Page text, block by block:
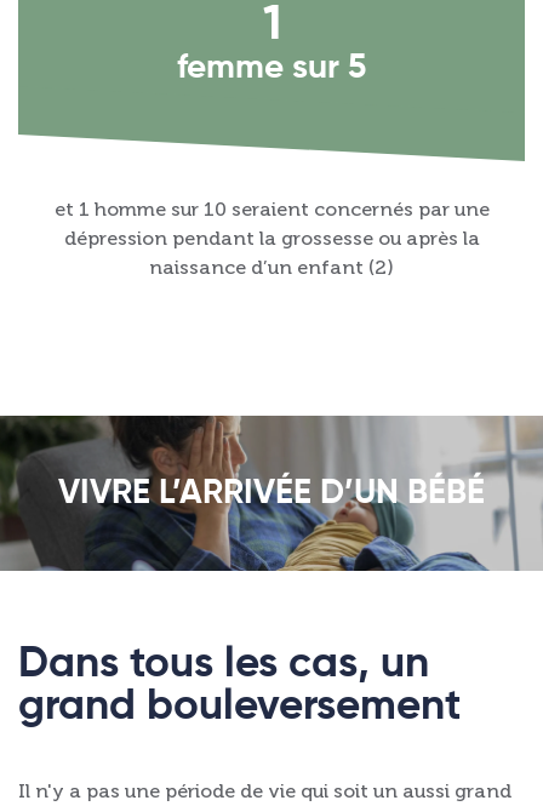
1
femme sur 5
et 1 homme sur 10 seraient concernés par une
dépression pendant la grossesse ou après la
naissance d’un enfant (2)
VIVRE L’ARRIVÉE D’UN BÉBÉ
Dans tous les cas, un
grand bouleversement
Il n'y a pas une période de vie qui soit un aussi grand